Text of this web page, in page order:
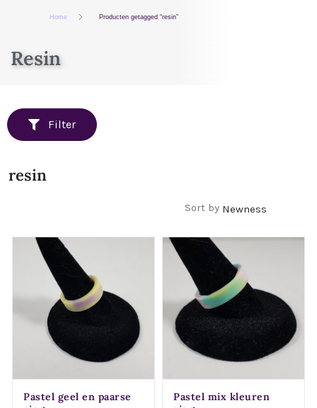
Home Producten getagged “resin”
Resin
Filter
resin
Sort by
Pastel geel en paarse
Pastel mix kleuren